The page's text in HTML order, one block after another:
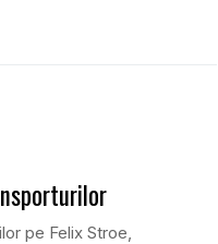
pe Felix Stroe,